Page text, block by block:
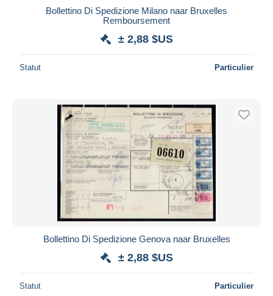
Bollettino Di Spedizione Milano naar Bruxelles
Remboursement
± 2,88 $US
Statut Particulier
Bollettino Di Spedizione Genova naar Bruxelles
± 2,88 $US
Statut Particulier